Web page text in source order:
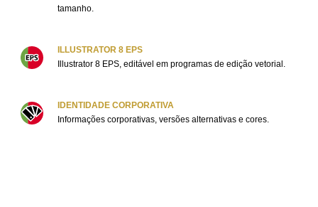
tamanho.
ILLUSTRATOR 8 EPS
Illustrator 8 EPS, editável em programas de edição vetorial.
IDENTIDADE CORPORATIVA
Informações corporativas, versões alternativas e cores.